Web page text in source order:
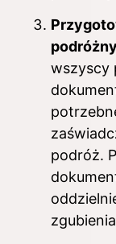
wszyscy
podróż.